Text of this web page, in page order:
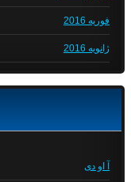
فوریه 2016
ژانویه 2016
آ او دی